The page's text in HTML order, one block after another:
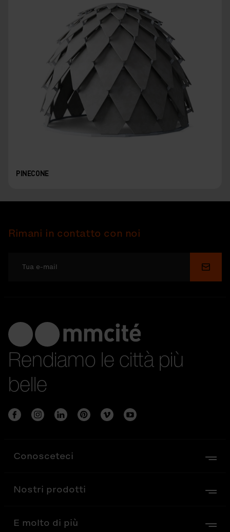
PINECONE
Rimani in contatto con noi
Invia
Rendiamo le città più
belle
Conosceteci
Nostri prodotti
E molto di più